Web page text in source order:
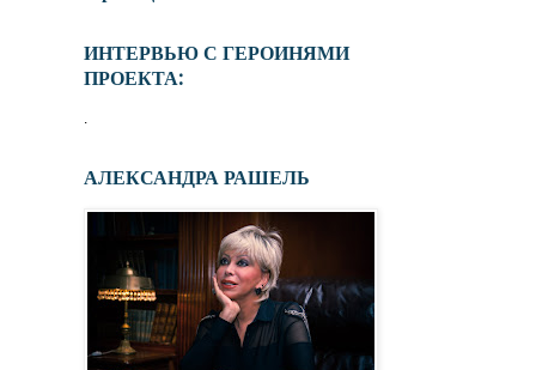
ИНТЕРВЬЮ С ГЕРОИНЯМИ
ПРОЕКТА:
.
АЛЕКСАНДРА РАШЕЛЬ